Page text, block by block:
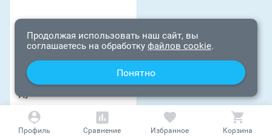
Смеситель Cezares
Olimp DS-02-O для
0 ОТЗЫВОВ
Продолжая использовать наш сайт, вы
соглашаетесь на обработку файлов cookie.
Понятно